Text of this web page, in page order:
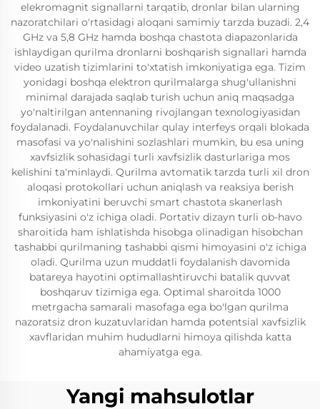
elekromagnit signallarni tarqatib, dronlar bilan ularning
nazoratchilari o'rtasidagi aloqani samimiy tarzda buzadi. 2,4
GHz va 5,8 GHz hamda boshqa chastota diapazonlarida
ishlaydigan qurilma dronlarni boshqarish signallari hamda
video uzatish tizimlarini to'xtatish imkoniyatiga ega. Tizim
yonidagi boshqa elektron qurilmalarga shug'ullanishni
minimal darajada saqlab turish uchun aniq maqsadga
yo'naltirilgan antennaning rivojlangan texnologiyasidan
foydalanadi. Foydalanuvchilar qulay interfeys orqali blokada
masofasi va yo'nalishini sozlashlari mumkin, bu esa uning
xavfsizlik sohasidagi turli xavfsizlik dasturlariga mos
kelishini ta'minlaydi. Qurilma avtomatik tarzda turli xil dron
aloqasi protokollari uchun aniqlash va reaksiya berish
imkoniyatini beruvchi smart chastota skanerlash
funksiyasini o'z ichiga oladi. Portativ dizayn turli ob-havo
sharoitida ham ishlatishda hisobga olinadigan hisobchan
tashabbi qurilmaning tashabbi qismi himoyasini o'z ichiga
oladi. Qurilma uzun muddatli foydalanish davomida
batareya hayotini optimallashtiruvchi batalik quvvat
boshqaruv tizimiga ega. Optimal sharoitda 1000
metrgacha samarali masofaga ega bo'lgan qurilma
nazoratsiz dron kuzatuvlaridan hamda potentsial xavfsizlik
xavflaridan muhim hududlarni himoya qilishda katta
ahamiyatga ega.
Yangi mahsulotlar